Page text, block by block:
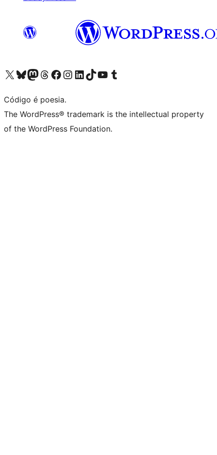
Visite a nossa conta X (antigo Twitter)
Visit our Bluesky account
Visit our Mastodon account
Visit our Threads account
Visite a nossa página do Facebook
Visite a nossa conta no Instagram
Visite a nossa conta no LinkedIn
Visit our TikTok account
Visit our YouTube channel
Visit our Tumblr account
Código é poesia.
The WordPress® trademark is the intellectual property
of the WordPress Foundation.